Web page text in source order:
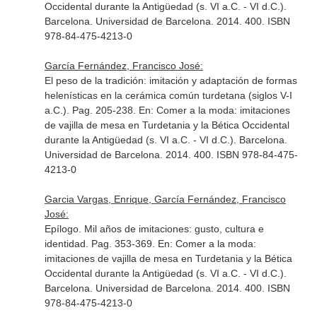
Occidental durante la Antigüedad (s. VI a.C. - VI d.C.)
Barcelona. Universidad de Barcelona. 2014. 400. ISBN
978-84-475-4213-0
García Fernández, Francisco José:
El peso de la tradición: imitación y adaptación de formas
helenísticas en la cerámica común turdetana (siglos V-I
a.C.). Pag. 205-238. En: Comer a la moda: imitaciones
de vajilla de mesa en Turdetania y la Bética Occidental
durante la Antigüedad (s. VI a.C. - VI d.C.) . Barcelona.
Universidad de Barcelona. 2014. 400. ISBN 978-84-475-
4213-0
Garcia Vargas, Enrique, García Fernández, Francisco
José:
Epílogo. Mil años de imitaciones: gusto, cultura e
identidad. Pag. 353-369. En: Comer a la moda:
imitaciones de vajilla de mesa en Turdetania y la Bética
Occidental durante la Antigüedad (s. VI a.C. - VI d.C.)
Barcelona. Universidad de Barcelona. 2014. 400. ISBN
978-84-475-4213-0